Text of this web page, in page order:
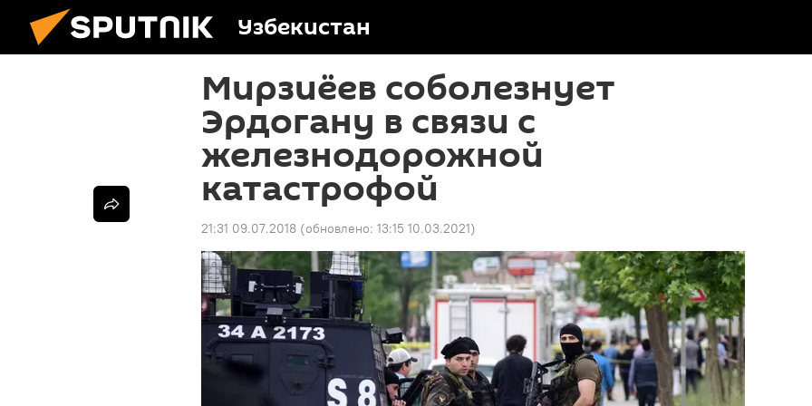
Узбекистан
Мирзиёев соболезнует
Эрдогану в связи с
железнодорожной
катастрофой
21:31 09.07.2018 (обновлено: 13:15 10.03.2021)